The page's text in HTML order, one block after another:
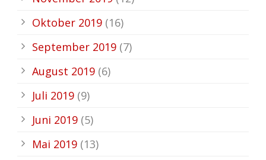
Oktober 2019 (16)
September 2019 (7)
August 2019 (6)
Juli 2019 (9)
Juni 2019 (5)
Mai 2019 (13)